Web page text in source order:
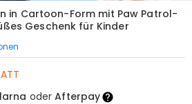
in Cartoon-Form mit Paw Patrol-
Geschenk für Kinder
oderAfterpay